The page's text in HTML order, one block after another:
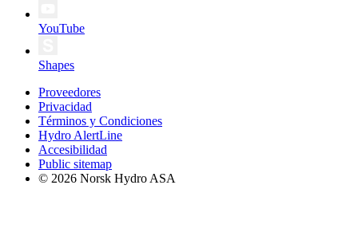
YouTube
Shapes
Proveedores
Privacidad
Términos y Condiciones
Hydro AlertLine
Accesibilidad
Public sitemap
© 2026 Norsk Hydro ASA